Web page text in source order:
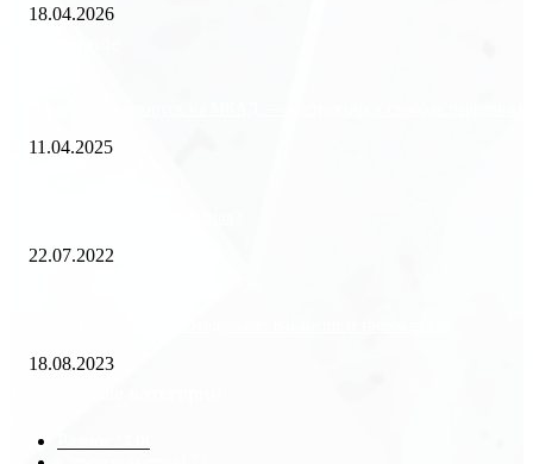
18.04.2026
11.04.2025
22.07.2022
18.08.2023